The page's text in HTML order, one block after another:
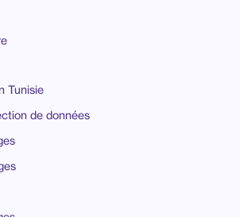
Tunisie
de données